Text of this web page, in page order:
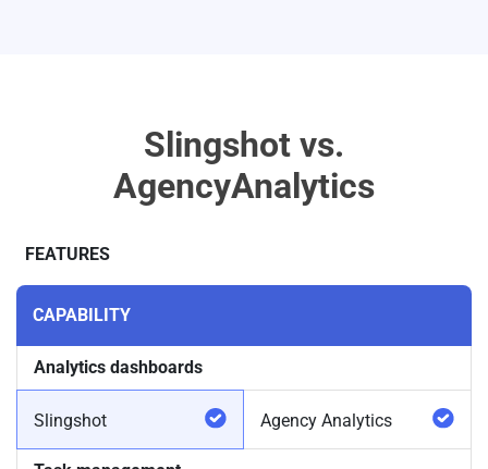
Slingshot vs.
AgencyAnalytics
FEATURES
CAPABILITY
Analytics dashboards
Slingshot Agency Analytics